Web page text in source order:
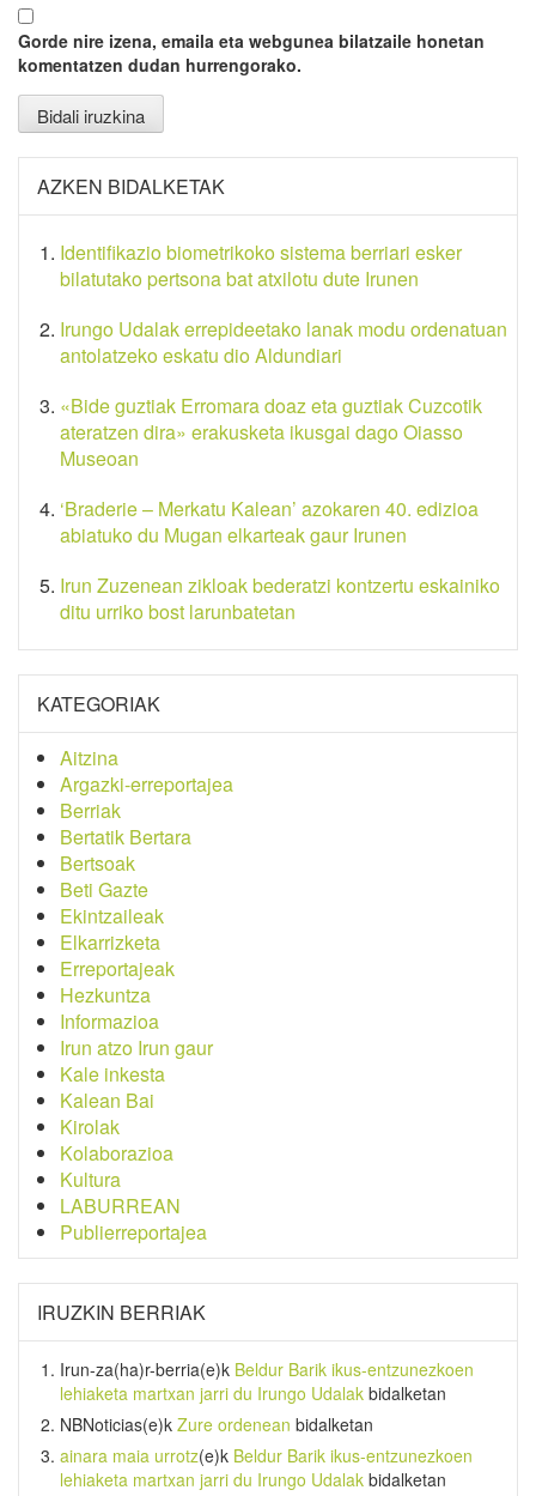
Gorde nire izena, emaila eta webgunea bilatzaile honetan
komentatzen dudan hurrengorako.
AZKEN BIDALKETAK
Identifikazio biometrikoko sistema berriari esker
bilatutako pertsona bat atxilotu dute Irunen
Irungo Udalak errepideetako lanak modu ordenatuan
antolatzeko eskatu dio Aldundiari
«Bide guztiak Erromara doaz eta guztiak Cuzcotik
ateratzen dira» erakusketa ikusgai dago Oiasso
Museoan
‘Braderie – Merkatu Kalean’ azokaren 40. edizioa
abiatuko du Mugan elkarteak gaur Irunen
Irun Zuzenean zikloak bederatzi kontzertu eskainiko
ditu urriko bost larunbatetan
KATEGORIAK
Aitzina
Argazki-erreportajea
Berriak
Bertatik Bertara
Bertsoak
Beti Gazte
Ekintzaileak
Elkarrizketa
Erreportajeak
Hezkuntza
Informazioa
Irun atzo Irun gaur
Kale inkesta
Kalean Bai
Kirolak
Kolaborazioa
Kultura
LABURREAN
Publierreportajea
IRUZKIN BERRIAK
Irun-za(ha)r-berria(e)k Beldur Barik ikus-entzunezkoen
lehiaketa martxan jarri du Irungo Udalak bidalketan
NBNoticias(e)k Zure ordenean bidalketan
ainara maia urrotz(e)k Beldur Barik ikus-entzunezkoen
lehiaketa martxan jarri du Irungo Udalak bidalketan